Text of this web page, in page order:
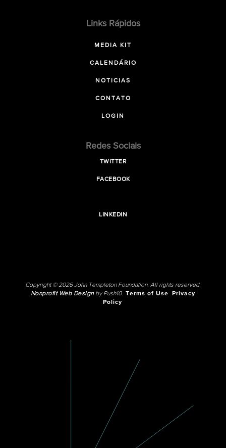
Links Rápidos
MEDIA KIT
CALENDÁRIO
NOTICIAS
CONTATO
LOGIN
Redes Sociais
TWITTER
FACEBOOK
LINKEDIN
Copyright © 2026 John Templeton Foundation. All rights reserved.
Nonprofit Web Designby Push10. Terms of Use
Privacy
Policy